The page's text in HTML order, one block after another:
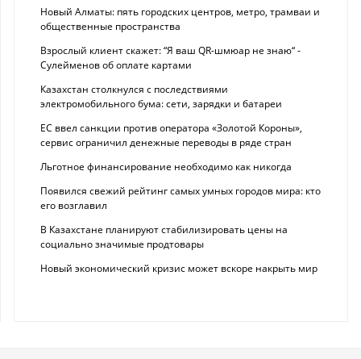
Новый Алматы: пять городских центров, метро, трамваи и
общественные пространства
Взрослый клиент скажет: “Я ваш QR-шмюар не знаю“ -
Сулейменов об оплате картами
Казахстан столкнулся с последствиями
электромобильного бума: сети, зарядки и батареи
ЕС ввел санкции против оператора «Золотой Короны»,
сервис ограничил денежные переводы в ряде стран
Льготное финансирование необходимо как никогда
Появился свежий рейтинг самых умных городов мира: кто
его возглавил
В Казахстане планируют стабилизировать цены на
социально значимые продтовары
Новый экономический кризис может вскоре накрыть мир